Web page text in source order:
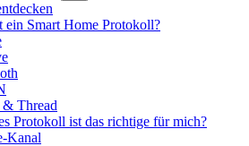
ein Smart Home Protokoll?
Thread
Protokoll ist das richtige für mich?
Kanal